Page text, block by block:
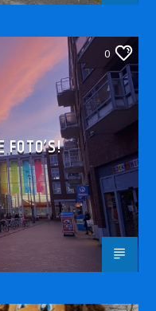
0
FOTO’S!